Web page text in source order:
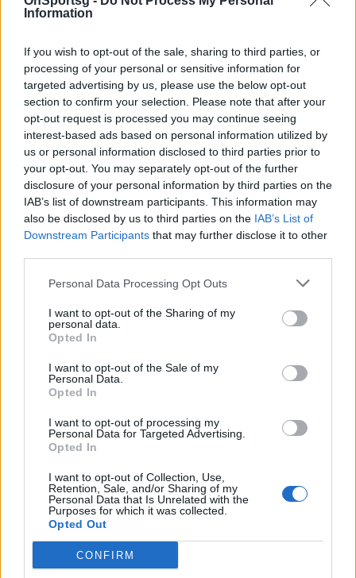
Information
If you wish to opt-out of the sale, sharing to third parties, or
processing of your personal or sensitive information for
targeted advertising by us, please use the below opt-out
section to confirm your selection. Please note that after your
opt-out request is processed you may continue seeing
interest-based ads based on personal information utilized by
us or personal information disclosed to third parties prior to
your opt-out. You may separately opt-out of the further
disclosure of your personal information by third parties on the
IAB’s list of downstream participants. This information may
also be disclosed by us to third parties on the IAB’s List of
Downstream Participants that may further disclose it to other
Personal Data Processing Opt Outs
I want to opt-out of the Sharing of my
personal data.
Opted In
I want to opt-out of the Sale of my
Personal Data.
Opted In
I want to opt-out of processing my
Personal Data for Targeted Advertising.
Opted In
I want to opt-out of Collection, Use,
Retention, Sale, and/or Sharing of my
Personal Data that Is Unrelated with the
Purposes for which it was collected.
Opted Out
CONFIRM
Α1 Πόλο Ανδρών: Με 5σφαιρο τον Μπέτο ο
Με νίκη ολοκλήρωσε την Α' φάση του πρωταθλήματος
της Α1 Ανδρών, ο ΝΟ Χανίων καθώς επιβλήθηκε εντός
έδρας με 11-10 του ΝΟ…